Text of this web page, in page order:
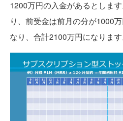
1200万円の入金があるとしま
り、前受金は前月の分が1000
なり、合計2100万円になります